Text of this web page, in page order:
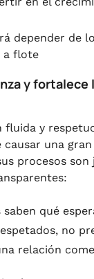
depender de
a flote
y fortalece
fluida y
una
procesos son
qué
no
relación